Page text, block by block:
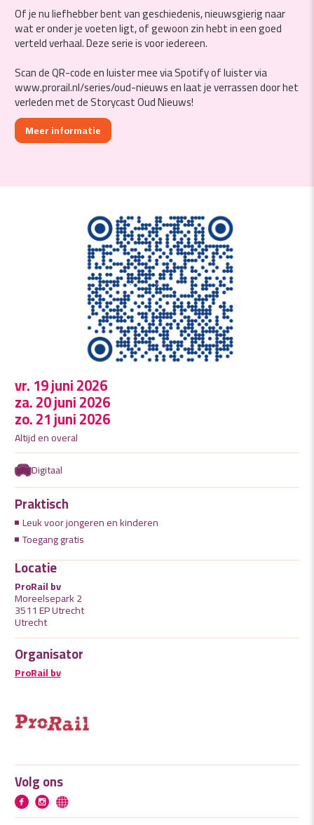
Of je nu liefhebber bent van geschiedenis, nieuwsgierig naar
wat er onder je voeten ligt, of gewoon zin hebt in een goed
verteld verhaal. Deze serie is voor iedereen.
Scan de QR-code en luister mee via Spotify of luister via
www.prorail.nl/series/oud-nieuws en laat je verrassen door het
verleden met de Storycast Oud Nieuws!
Meer informatie
vr. 19 juni 2026
za. 20 juni 2026
zo. 21 juni 2026
Altijd en overal
Digitaal
Praktisch
Leuk voor jongeren en kinderen
Toegang gratis
Locatie
ProRail bv
Moreelsepark 2
3511 EP Utrecht
Utrecht
Organisator
ProRail bv
Volg ons